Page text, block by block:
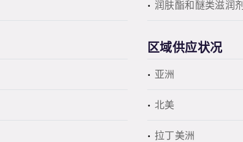
润肤酯和醚类滋润剂
区域供应状况
亚洲
北美
拉丁美洲